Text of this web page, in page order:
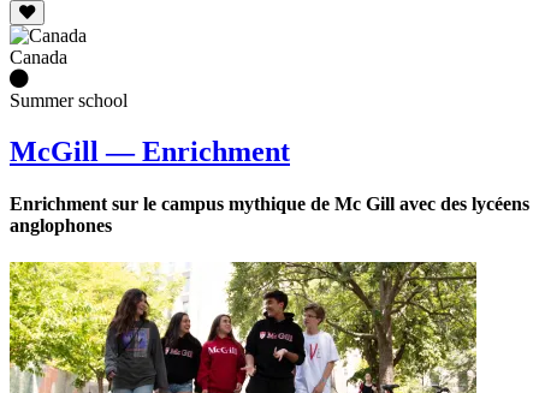
Canada
Summer school
McGill — Enrichment
Enrichment sur le campus mythique de Mc Gill avec des lycéens
anglophones